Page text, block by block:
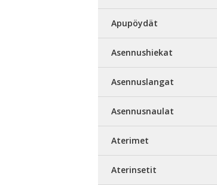
Apupöydät
Asennushiekat
Asennuslangat
Asennusnaulat
Aterimet
Aterinsetit